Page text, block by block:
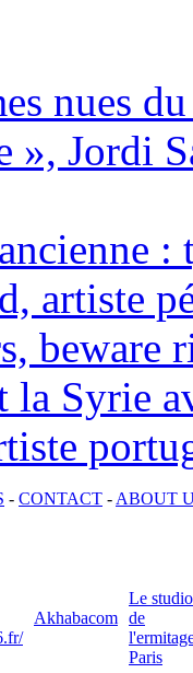
nues
», Jordi
:
artiste
beware
la Syrie
- CONTACT - ABOUT
Akhabacom
Le studio
de
Paris